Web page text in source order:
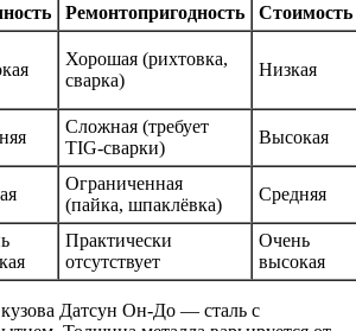
Ремонтопригодность
Стоимость
Хорошая (рихтовка,
сварка)
Низкая
Сложная (требует
TIG-сварки)
Высокая
Ограниченная
(пайка, шпаклёвка)
Средняя
Практически
отсутствует
Очень
высокая
Датсун Он-До — сталь с